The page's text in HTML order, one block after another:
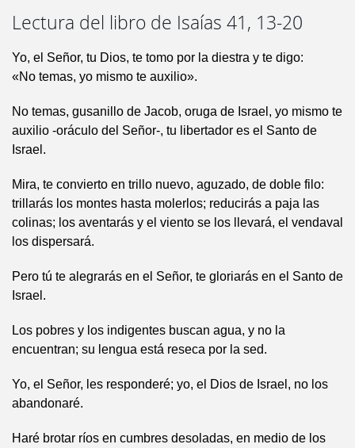
Lectura del libro de Isaías 41, 13-20
Yo, el Señor, tu Dios, te tomo por la diestra y te digo:
«No temas, yo mismo te auxilio».
No temas, gusanillo de Jacob, oruga de Israel, yo mismo te
auxilio -oráculo del Señor-, tu libertador es el Santo de
Israel.
Mira, te convierto en trillo nuevo, aguzado, de doble filo:
trillarás los montes hasta molerlos; reducirás a paja las
colinas; los aventarás y el viento se los llevará, el vendaval
los dispersará.
Pero tú te alegrarás en el Señor, te gloriarás en el Santo de
Israel.
Los pobres y los indigentes buscan agua, y no la
encuentran; su lengua está reseca por la sed.
Yo, el Señor, les responderé; yo, el Dios de Israel, no los
abandonaré.
Haré brotar ríos en cumbres desoladas, en medio de los